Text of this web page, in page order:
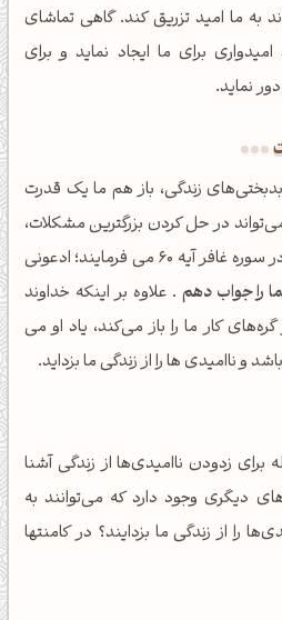
به ما امید تزریق کند. گاهی تماشای
برای ما ایجاد نماید و برای
نماید.
زندگی، باز هم ما یک قدرت
در حل کردن بزرگترین مشکلات،
همراه و یاور ما باشد. خداوند در سوره غافر آیه 60 می فرمایند؛ ادعونی
را جواب دهم. علاوه بر اینکه خداوند
کار ما را باز می‌کند، یاد او می
و ناامیدی ها را از زندگی ما بزداید.
مقاله برای زدودن ناامیدی‌ها از زندگی آشنا
دیگری وجود دارد که می‌توانند به
را از زندگی ما بزدایند؟ در کامنتها